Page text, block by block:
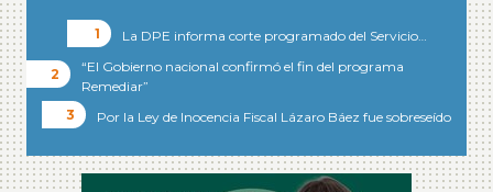
La DPE informa corte programado del Servicio…
“El Gobierno nacional confirmó el fin del programa
Remediar”
Por la Ley de Inocencia Fiscal Lázaro Báez fue sobreseído